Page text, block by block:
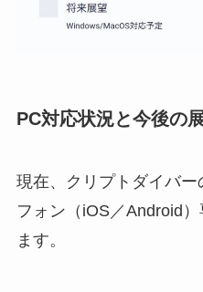
PC対応状況と今後の
現在、クリプトダイバー
フォン（iOS／Android
ます。